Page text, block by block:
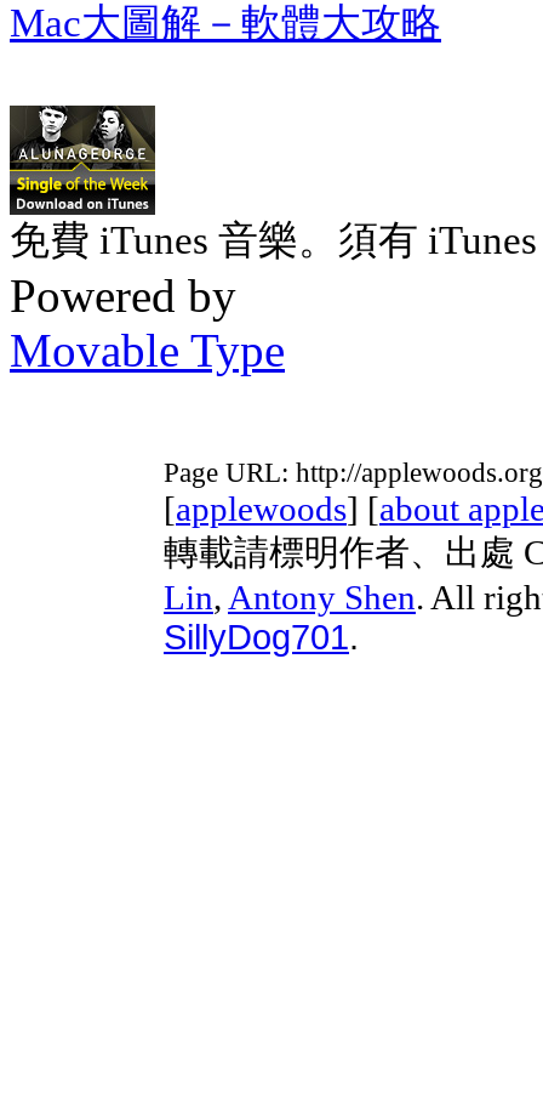
Mac大圖解－軟體大攻略
免費 iTunes 音樂。須有
Powered by
Movable Type
Page URL: http://
[applewoods] [about
轉載請標明作者、出處
Lin, Antony Shen. All
SillyDog701.